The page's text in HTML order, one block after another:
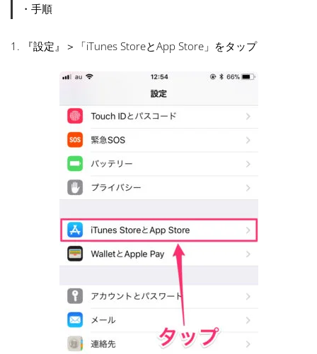
・手順
1. 『設定』＞「iTunes StoreとApp Store」をタップ